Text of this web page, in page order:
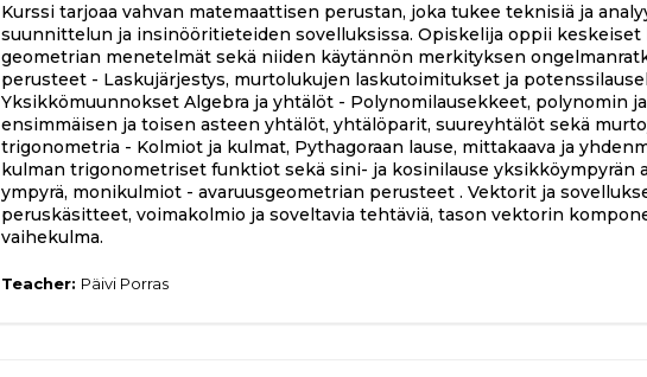
Kurssi tarjoaa vahvan matemaattisen perustan, joka tukee teknisiä ja
suunnittelun ja insinööritieteiden sovelluksissa. Opiskelija oppii keskeiset
geometrian menetelmät sekä niiden käytännön merkityksen
perusteet - Laskujärjestys, murtolukujen laskutoimitukset ja
Yksikkömuunnokset Algebra ja yhtälöt - Polynomilausekkeet, polynomin
ensimmäisen ja toisen asteen yhtälöt, yhtälöparit, suureyhtälöt sekä
trigonometria - Kolmiot ja kulmat, Pythagoraan lause, mittakaava ja
kulman trigonometriset funktiot sekä sini- ja kosinilause yksikköympyrän
ympyrä, monikulmiot - avaruusgeometrian perusteet . Vektorit ja
peruskäsitteet, voimakolmio ja soveltavia tehtäviä, tason vektorin
vaihekulma.
Teacher: Päivi Porras